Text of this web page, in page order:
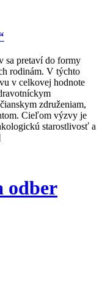
sa pretaví do formy
rodinám. V týchto
v celkovej hodnote
združeniam,
Cieľom výzvy je
starostlivosť a
odber